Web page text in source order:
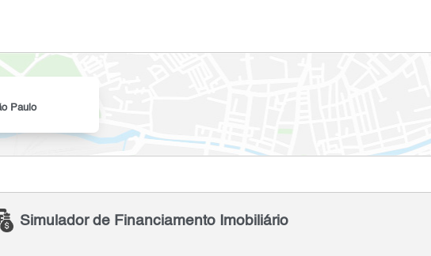
Paulo
Simulador de Financiamento Imobiliário